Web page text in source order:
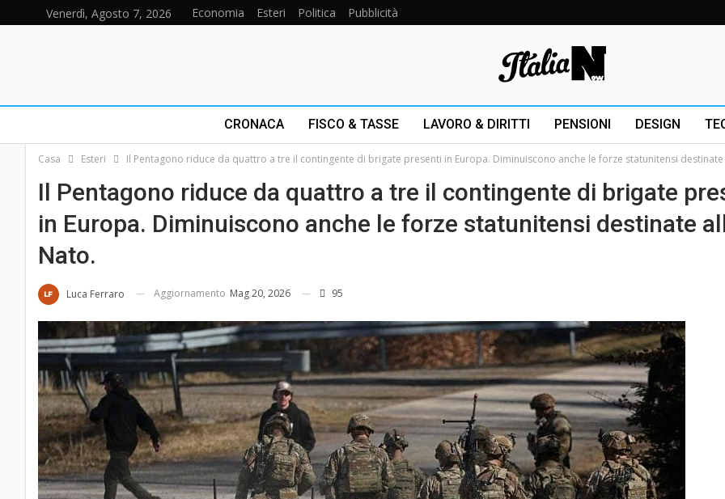
Venerdì, Agosto 7, 2026 Economia Esteri Politica Pubblicità
CRONACA FISCO & TASSE LAVORO & DIRITTI PENSIONI DESIGN
Casa Esteri Il Pentagono riduce da quattro a tre il contingente di brigate presenti in Europa. Diminuiscono anche le forze statunitensi
Il Pentagono riduce da quattro a tre il contingente di brigate
in Europa. Diminuiscono anche le forze statunitensi destinate
Nato.
Luca Ferraro Aggiornamento Mag 20, 2026 95